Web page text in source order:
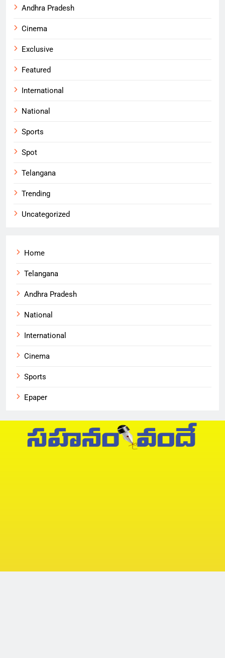
Andhra Pradesh
Cinema
Exclusive
Featured
International
National
Sports
Spot
Telangana
Trending
Uncategorized
Home
Telangana
Andhra Pradesh
National
International
Cinema
Sports
Epaper